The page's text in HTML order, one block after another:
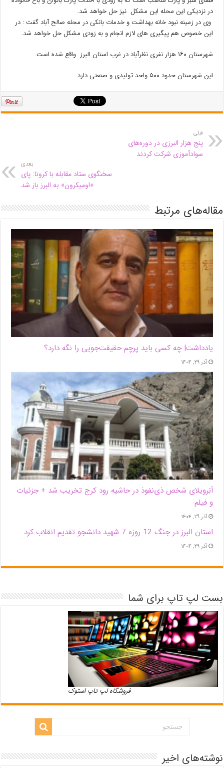
در نزدیکی این محله این مشکل نیز حل خواهد شد.
وی در زمینه نبود خانه بهداشت و خدمات بانکی در محله صالح آباد گفت : در
این خصوص هم پیگیری های لازم انجام و به زودی مشکل حل خواهد شد.
شهرستان ۱۶۰ هزار نفری نظرآباد در غرب استان البرز واقع شده است.
این شهرستان حدود ۵۰۰ واحد تولیدی و صنعتی دارد.
قبلی
پنج هزار البرزی در دوره‌های
سوادآموزی شرکت کردند
بعدی
سخنگوی ستاد مقابله با کرونا: پای
»اومیکرون» به البرز باز شد
مقاله‌های مرتبط
یادداشت| ‌چه کسی باید پرچم حقیقت‌جویی را نگه دارد؟
آذر ۲۹, ۱۴۰۴
اَبَر‌ویلای شخص ذی‌نفوذ در حاشیه‌ رود کرج تخریب شد + جزئیات
و فیلم
آذر ۲۹, ۱۴۰۴
استان البرز در جنگ 12 روزه 7 شهید دانشجو تقدیم انقلاب کرد
آذر ۲۹, ۱۴۰۴
بست لپ تاپ برای شما
فروشگاه لپ تاپ استوک
نوشته‌های اخیر